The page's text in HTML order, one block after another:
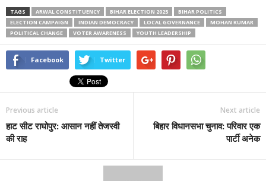
TAGS ARWAL CONSTITUENCY BIHAR ELECTION 2025
BIHAR POLITICS
ELECTION CAMPAIGN
INDIAN DEMOCRACY LOCAL GOVERNANCE
MOHAN KUMAR
POLITICAL CHANGE
VOTER AWARENESS YOUTH LEADERSHIP
Facebook Twitter
Previous article
हाट सीट राघोपुर: आसान नहीं तेजस्वी
की राह
Next article
बिहार विधानसभा चुनाव: परिवार एक
पार्टी अनेक